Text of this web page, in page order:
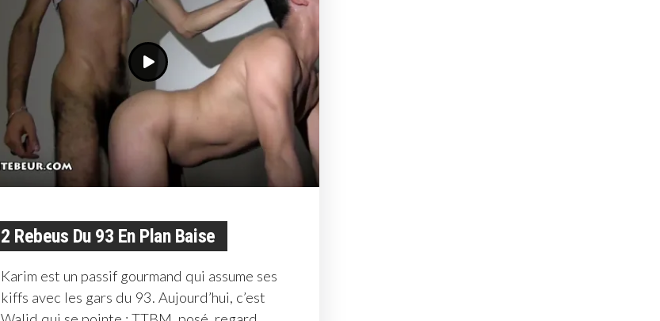
2 Rebeus Du 93 En Plan Baise
Karim est un passif gourmand qui assume ses
kiffs avec les gars du 93. Aujourd’hui, c’est